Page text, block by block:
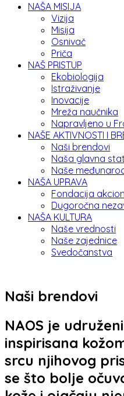
NAŠA MISIJA
Vizija
Misija
Osnivač
Priča
NAŠ PRISTUP
Ekobiologija
Istraživanje
Inovacije
Mreža naučnika
Napravljeno u
NAŠE AKTIVNOSTI I
Naši brendovi
Naša glavna
Naše
NAŠA UPRAVA
Fondacija
Dugoročna
NAŠA KULTURA
Naše vrednosti
Naše zajednice
Svedočanstva
Naši brendovi
NAOS je
inspirisana
srcu njihovog
se što bolje